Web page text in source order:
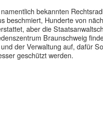
bekannten
beschmiert, Hunderte von
aber die
Braunschweig
der Verwaltung auf, dafür
geschützt werden.